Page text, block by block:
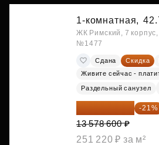
1-комнатная,
ЖК Римский, 7
№1477
Сдана Скидка
Живите сейчас -
Раздельный санузел
10 727 094 ₽ -21%
13 578 600 ₽
251 220 ₽ за м²